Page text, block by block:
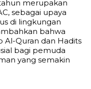
merupakan
sebagai upaya
di lingkungan
bahwa
Quran dan Hadits
bagi pemuda
yang semakin